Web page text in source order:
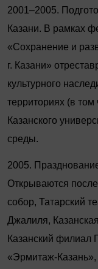
2001–2005.
Казани. В рамках
«Сохранение и
г. Казани»
культурного
территориях (в том
Казанского
среды.
2005.
Открываются
собор, Татарский
Джалиля,
Казанский филиал
«Эрмитаж-